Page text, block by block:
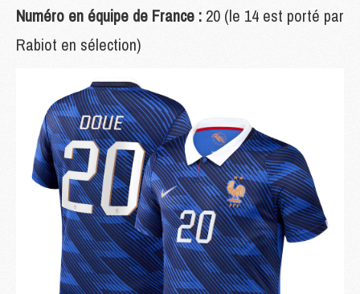
Numéro en équipe de France : 20 (le 14 est porté par
Rabiot en sélection)